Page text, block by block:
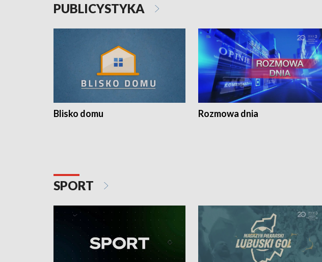
PUBLICYSTYKA
Blisko domu Rozmowa dnia
SPORT